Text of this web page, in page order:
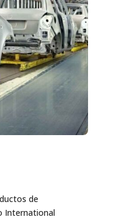
de
International